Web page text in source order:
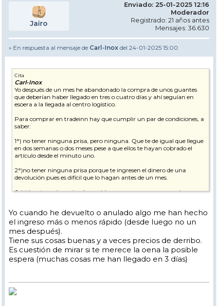
Jairo
Enviado: 25-01-2025 12:16
Moderador
Registrado: 21 años antes
Mensajes: 36.630
» En respuesta al mensaje de Carl-Inox del 24-01-2025 15:00
Cita
Carl-Inox
Yo después de un mes he abandonado la compra de unos guantes
que deberían haber llegado en tres o cuatro días y ahí seguían en
esoera a la llegada al centro logístico.
Para comprar en tradeinn hay que cumplir un par de condiciones, a
saber:
1°) no tener ninguna prisa, pero ninguna. Que te de igual que llegue
en dos semanas o dos meses pese a que ellos te hayan cobrado el
artículo desde el minuto uno.
2°)no tener ninguna prisa porque te ingresen el dinero de una
devolución pues es difícil que lo hagan antes de un mes.
Sabido esto no hay ningún problema en comprar en su web.
esa situación por ahorrar diez euros frente a otro comercio online
con seriedad.
Yo cuando he devuelto o anulado algo me han hecho
el ingreso más o menos rápido (desde luego no un
mes después).
Tiene sus cosas buenas y a veces precios de derribo.
Es cuestión de mirar si te merece la oena la posible
espera (muchas cosas me han llegado en 3 días)